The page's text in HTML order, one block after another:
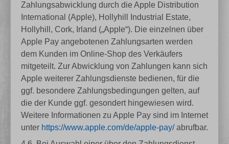
Zahlungsabwicklung durch die Apple Distribution
International (Apple), Hollyhill Industrial Estate,
Hollyhill, Cork, Irland („Apple“). Die einzelnen über
Apple Pay angebotenen Zahlungsarten werden
dem Kunden im Online-Shop des Verkäufers
mitgeteilt. Zur Abwicklung von Zahlungen kann sich
Apple weiterer Zahlungsdienste bedienen, für die
ggf. besondere Zahlungsbedingungen gelten, auf
die der Kunde ggf. gesondert hingewiesen wird.
Weitere Informationen zu Apple Pay sind im Internet
unter https://www.apple.com/de/apple-pay/ abrufbar.